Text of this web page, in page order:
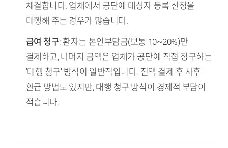
체결합니다. 업체에서 공단에 대상자 등록 신청을
대행해 주는 경우가 많습니다.
급여 청구: 환자는 본인부담금(보통 10~20%)만
결제하고, 나머지 금액은 업체가 공단에 직접 청구하는
'대행 청구' 방식이 일반적입니다. 전액 결제 후 사후
환급 방법도 있지만, 대행 청구 방식이 경제적 부담이
적습니다.